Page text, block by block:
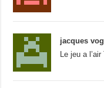
jacques
Le jeu a l’air